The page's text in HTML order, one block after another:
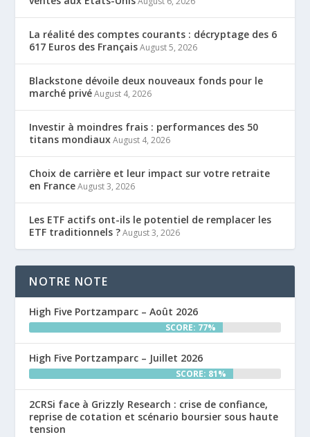
La réalité des comptes courants : décryptage des 6
617 Euros des Français August 5, 2026
Blackstone dévoile deux nouveaux fonds pour le
marché privé August 4, 2026
Investir à moindres frais : performances des 50
titans mondiaux August 4, 2026
Choix de carrière et leur impact sur votre retraite
en France August 3, 2026
Les ETF actifs ont-ils le potentiel de remplacer les
ETF traditionnels ? August 3, 2026
NOTRE NOTE
High Five Portzamparc – Août 2026
SCORE: 77%
High Five Portzamparc – Juillet 2026
SCORE: 81%
2CRSi face à Grizzly Research : crise de confiance,
reprise de cotation et scénario boursier sous haute
tension